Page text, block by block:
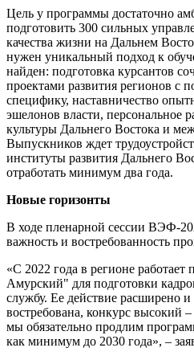
Цель у программы достаточно
подготовить 300 сильных
качества жизни на Дальнем
нужен уникальный подход к
найден: подготовка курсантов
проектами развития регионов с
специфику, наставничество
эшелонов власти, персональное
культуры Дальнего Востока и
Выпускников ждет
институты развития Дальнего
отработать минимум два года.
Новые горизонты
В ходе пленарной сессии ВЭФ-
важность и востребованность
«С 2022 года в регионе
Амурский" для подготовки
службу. Ее действие расширено
востребована, конкурс высокий
мы обязательно продлим
как минимум до 2030 года», –